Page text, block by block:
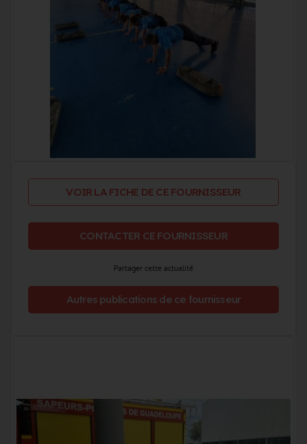
VOIR LA FICHE DE CE FOURNISSEUR
CONTACTER CE FOURNISSEUR
Partager cette actualité
Autres publications de ce fournisseur